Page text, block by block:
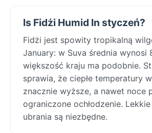
Is Fidżi Humid In styczeń?
Fidżi jest spowity tropikalną
January: w Suva średnia wynosi
większość kraju ma podobnie.
sprawia, że ciepłe temperatury
znacznie wyższe, a nawet noce
ograniczone ochłodzenie. Lekkie
ubrania są niezbędne.